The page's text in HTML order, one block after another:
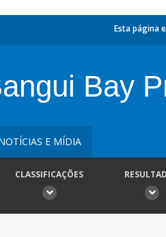
Esta página
Bay
E MÍDIA
CLASSIFICAÇÕES